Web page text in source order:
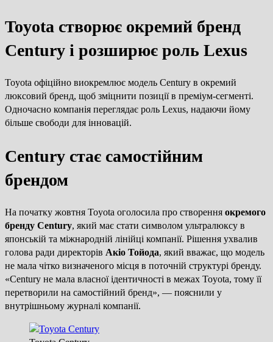
Toyota створює окремий бренд
Century і розширює роль Lexus
Toyota офіційно виокремлює модель Century в окремий
люксовий бренд, щоб зміцнити позиції в преміум-сегменті.
Одночасно компанія переглядає роль Lexus, надаючи йому
більше свободи для інновацій.
Century стає самостійним
брендом
На початку жовтня Toyota оголосила про створення окремого
бренду Century, який має стати символом ультралюксу в
японській та міжнародній лінійці компанії. Рішення ухвалив
голова ради директорів Акіо Тойода, який вважає, що модель
не мала чітко визначеного місця в поточній структурі бренду.
«Century не мала власної ідентичності в межах Toyota, тому її
перетворили на самостійний бренд», — пояснили у
внутрішньому журналі компанії.